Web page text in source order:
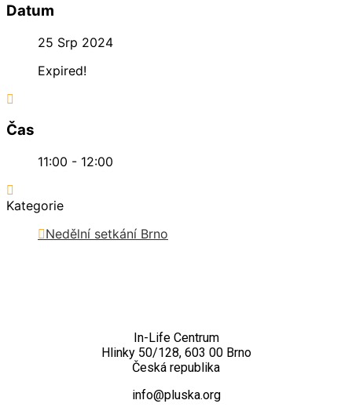
Datum
25 Srp 2024
Expired!
Čas
11:00 - 12:00
Kategorie
Nedělní setkání Brno
In-Life Centrum
Hlinky 50/128, 603 00 Brno
Česká republika
info@pluska.org